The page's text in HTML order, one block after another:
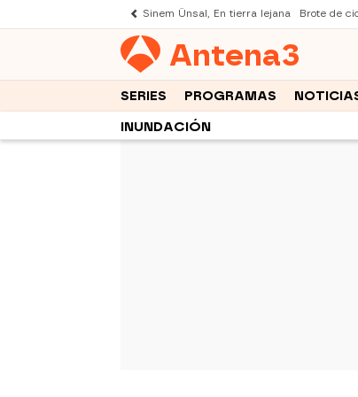
Sinem Ünsal, En tierra lejana Brote de
Antena3
SERIES PROGRAMAS
INUNDACIÓN